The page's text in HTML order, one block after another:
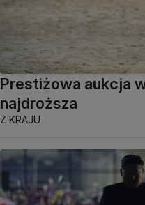
Prestiżowa aukcja
najdroższa
Z KRAJU